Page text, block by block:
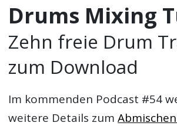
Drums Mixing
Zehn freie Drum
zum Download
Im kommenden Podcast #54
weitere Details zum